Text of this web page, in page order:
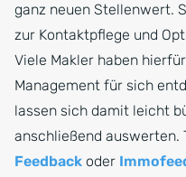
ganz neuen Stellenwert.
zur Kontaktpflege und
Viele Makler haben
Management für sich
lassen sich damit leicht
anschließend auswerten.
Feedback oder